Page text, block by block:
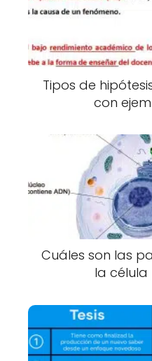
Tipos de
con
Cuáles son las
la célula